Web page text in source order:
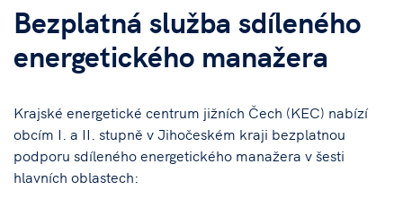
Bezplatná služba sdíleného
energetického manažera
Krajské energetické centrum jižních Čech (KEC) nabízí
obcím I. a II. stupně v Jihočeském kraji bezplatnou
podporu sdíleného energetického manažera v šesti
hlavních oblastech: